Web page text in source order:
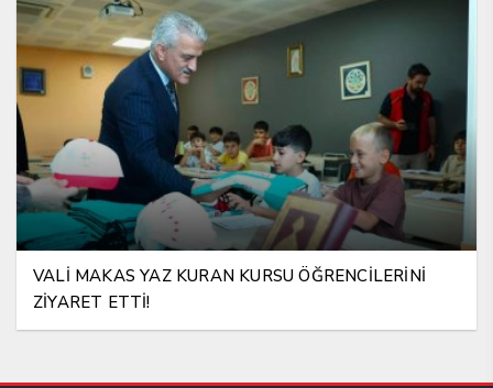
VALİ MAKAS YAZ KURAN KURSU ÖĞRENCİLERİNİ
ZİYARET ETTİ!